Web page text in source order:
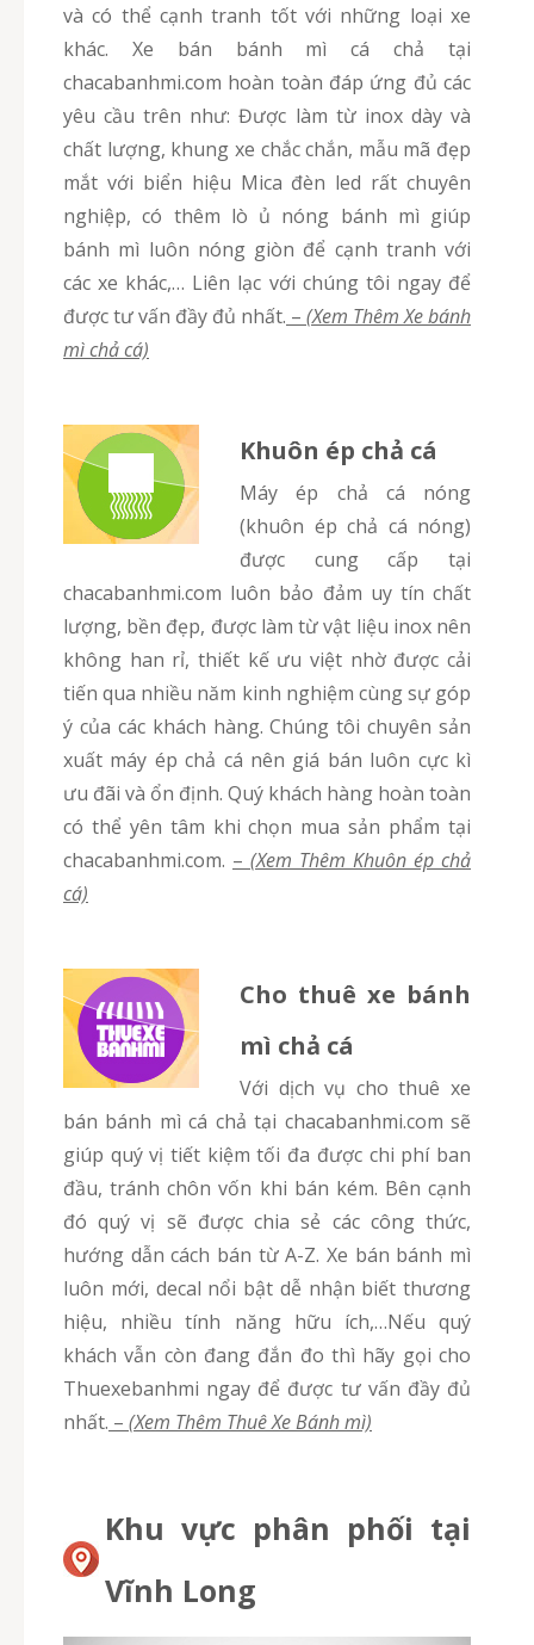
và có thể cạnh tranh tốt với những loại xe
khác. Xe bán bánh mì cá chả tại
chacabanhmi.com hoàn toàn đáp ứng đủ các
yêu cầu trên như: Được làm từ inox dày và
chất lượng, khung xe chắc chắn, mẫu mã đẹp
mắt với biển hiệu Mica đèn led rất chuyên
nghiệp, có thêm lò ủ nóng bánh mì giúp
bánh mì luôn nóng giòn để cạnh tranh với
các xe khác,… Liên lạc với chúng tôi ngay để
được tư vấn đầy đủ nhất. – (Xem Thêm Xe bánh
mì chả cá)
Khuôn ép chả cá
Máy ép chả cá nóng
(khuôn ép chả cá nóng)
được cung cấp tại
chacabanhmi.com luôn bảo đảm uy tín chất
lượng, bền đẹp, được làm từ vật liệu inox nên
không han rỉ, thiết kế ưu việt nhờ được cải
tiến qua nhiều năm kinh nghiệm cùng sự góp
ý của các khách hàng. Chúng tôi chuyên sản
xuất máy ép chả cá nên giá bán luôn cực kì
ưu đãi và ổn định. Quý khách hàng hoàn toàn
có thể yên tâm khi chọn mua sản phẩm tại
chacabanhmi.com. – (Xem Thêm Khuôn ép chả
cá)
Cho thuê xe bánh
mì chả cá
Với dịch vụ cho thuê xe
bán bánh mì cá chả tại chacabanhmi.com sẽ
giúp quý vị tiết kiệm tối đa được chi phí ban
đầu, tránh chôn vốn khi bán kém. Bên cạnh
đó quý vị sẽ được chia sẻ các công thức,
hướng dẫn cách bán từ A-Z. Xe bán bánh mì
luôn mới, decal nổi bật dễ nhận biết thương
hiệu, nhiều tính năng hữu ích,…Nếu quý
khách vẫn còn đang đắn đo thì hãy gọi cho
Thuexebanhmi ngay để được tư vấn đầy đủ
nhất. – (Xem Thêm Thuê Xe Bánh mì)
Khu vực phân phối tại
Vĩnh Long